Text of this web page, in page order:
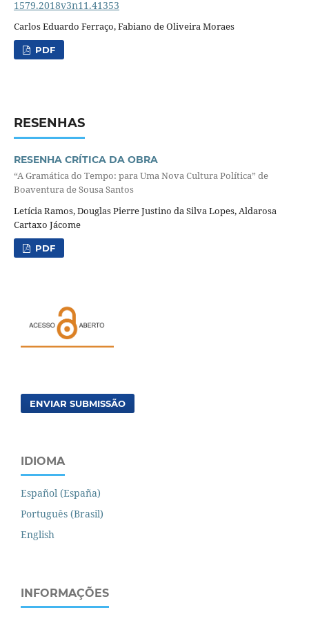
1579.2018v3n11.41353
Carlos Eduardo Ferraço, Fabiano de Oliveira Moraes
PDF
RESENHAS
RESENHA CRÍTICA DA OBRA
“A Gramática do Tempo: para Uma Nova Cultura Política” de
Boaventura de Sousa Santos
Letícia Ramos, Douglas Pierre Justino da Silva Lopes, Aldarosa
Cartaxo Jácome
PDF
ENVIAR SUBMISSÃO
IDIOMA
Español (España)
Português (Brasil)
English
INFORMAÇÕES